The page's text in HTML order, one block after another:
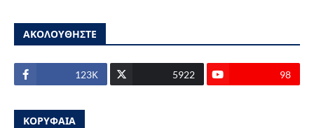
ΑΚΟΛΟΥΘΗΣΤΕ
123Κ 5922 98
ΚΟΡΥΦΑΙΑ